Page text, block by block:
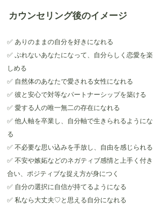
カウンセリング後のイメージ
✅ ありのままの自分を好きになれる
✅ ぶれないあなたになって、自分らしく恋愛を楽
しめる
✅ 自然体のあなたで愛される女性になれる
✅ 彼と安心で対等なパートナーシップを築ける
✅ 愛する人の唯一無二の存在になれる
✅ 他人軸を卒業し、自分軸で生きられるようにな
る
✅ 不必要な思い込みを手放し、自由を感じられる
✅ 不安や嫉妬などのネガティブ感情と上手く付き
合い、ポジティブな捉え方が身につく
✅ 自分の選択に自信が持てるようになる
✅ 私なら大丈夫♡と思える自分になれる